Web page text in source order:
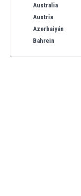
Australia
Austria
Azerbaiyán
Bahrein